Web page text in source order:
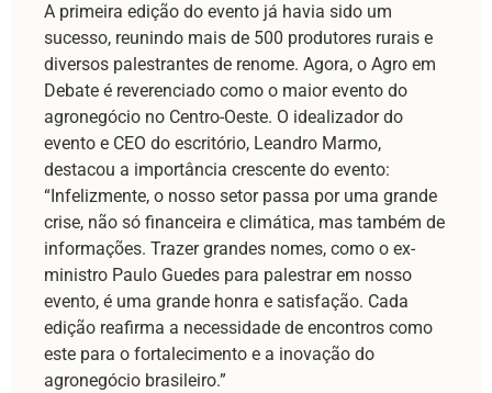
A primeira edição do evento já havia sido um
sucesso, reunindo mais de 500 produtores rurais e
diversos palestrantes de renome. Agora, o Agro em
Debate é reverenciado como o maior evento do
agronegócio no Centro-Oeste. O idealizador do
evento e CEO do escritório, Leandro Marmo,
destacou a importância crescente do evento:
“Infelizmente, o nosso setor passa por uma grande
crise, não só financeira e climática, mas também de
informações. Trazer grandes nomes, como o ex-
ministro Paulo Guedes para palestrar em nosso
evento, é uma grande honra e satisfação. Cada
edição reafirma a necessidade de encontros como
este para o fortalecimento e a inovação do
agronegócio brasileiro.”